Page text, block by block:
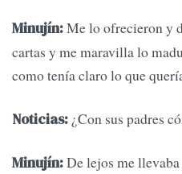
Minujín:Me lo ofrecieron y
cartas y me maravilla lo
como tenía claro lo que
Noticias: ¿Con sus padres
Minujín:De lejos me